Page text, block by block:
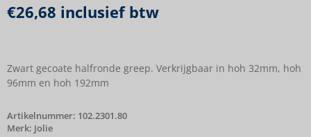
€26,68 inclusief btw
Zwart gecoate halfronde greep. Verkrijgbaar in hoh 32mm, hoh
96mm en hoh 192mm
Artikelnummer: 102.2301.80
Merk: Jolie